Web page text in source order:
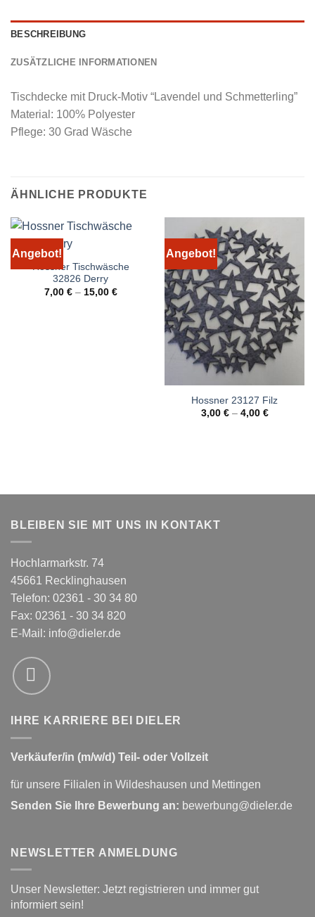
BESCHREIBUNG
ZUSÄTZLICHE INFORMATIONEN
Tischdecke mit Druck-Motiv “Lavendel und Schmetterling”
Material: 100% Polyester
Pflege: 30 Grad Wäsche
ÄHNLICHE PRODUKTE
Angebot!
Hossner Tischwäsche
32826 Derry
7,00 €– 15,00 €
Angebot!
Hossner 23127 Filz
3,00 €– 4,00 €
BLEIBEN SIE MIT UNS IN KONTAKT
Hochlarmarkstr. 74
45661 Recklinghausen
Telefon: 02361 - 30 34 80
Fax: 02361 - 30 34 820
E-Mail: info@dieler.de
IHRE KARRIERE BEI DIELER
Verkäufer/in (m/w/d) Teil- oder Vollzeit
für unsere Filialen in Wildeshausen und Mettingen
Senden Sie Ihre Bewerbung an: bewerbung@dieler.de
NEWSLETTER ANMELDUNG
Unser Newsletter: Jetzt registrieren und immer gut
informiert sein!